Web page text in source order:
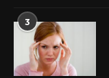
3